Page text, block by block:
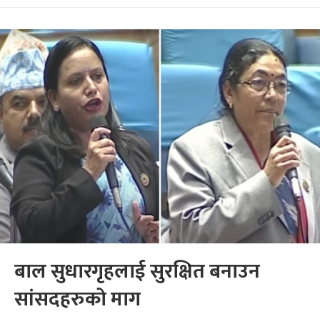
बाल सुधारगृहलाई सुरक्षित बनाउन
सांसदहरुको माग